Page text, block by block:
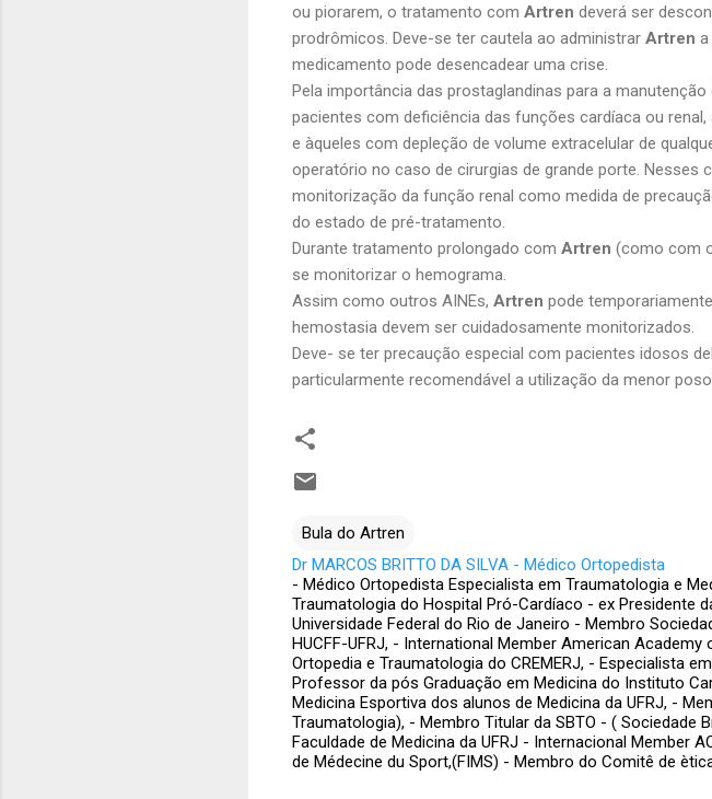
ou piorarem, o tratamento com Artren deverá ser
prodrômicos. Deve-se ter cautela ao administrar Artren
medicamento pode desencadear uma crise.
Pela importância das prostaglandinas para a
pacientes com deficiência das funções cardíaca ou renal,
e àqueles com depleção de volume extracelular de
operatório no caso de cirurgias de grande porte. Nesses
monitorização da função renal como medida de
do estado de pré-tratamento.
Durante tratamento prolongado com Artren (como com
se monitorizar o hemograma.
Assim como outros AINEs, Artren pode
hemostasia devem ser cuidadosamente monitorizados.
Deve- se ter precaução especial com pacientes idosos
particularmente recomendável a utilização da menor
Bula do Artren
Dr MARCOS BRITTO DA SILVA - Médico Ortopedista
- Médico Ortopedista Especialista em Traumatologia e
Traumatologia do Hospital Pró-Cardíaco - ex Presidente
Universidade Federal do Rio de Janeiro - Membro
HUCFF-UFRJ, - International Member American
Ortopedia e Traumatologia do CREMERJ, - Especialista
Professor da pós Graduação em Medicina do Instituto
Medicina Esportiva dos alunos de Medicina da UFRJ, -
Traumatologia), - Membro Titular da SBTO - ( Sociedade
Faculdade de Medicina da UFRJ - Internacional Member
de Médecine du Sport,(FIMS) - Membro do Comitê de